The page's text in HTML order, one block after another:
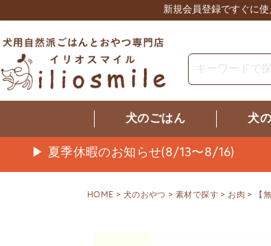
新規会員登録ですぐに
犬のごはん 犬
▶ 夏季休暇のお知らせ(8/13〜8/16)
HOME 犬のおやつ 素材で探す お肉 【